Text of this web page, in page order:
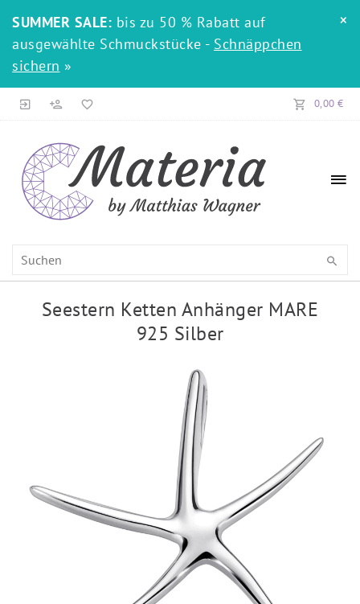
SUMMER SALE: bis zu 50 % Rabatt auf
ausgewählte Schmuckstücke - Schnäppchen
sichern »
×
0,00 €
Seestern Ketten Anhänger MARE
925 Silber